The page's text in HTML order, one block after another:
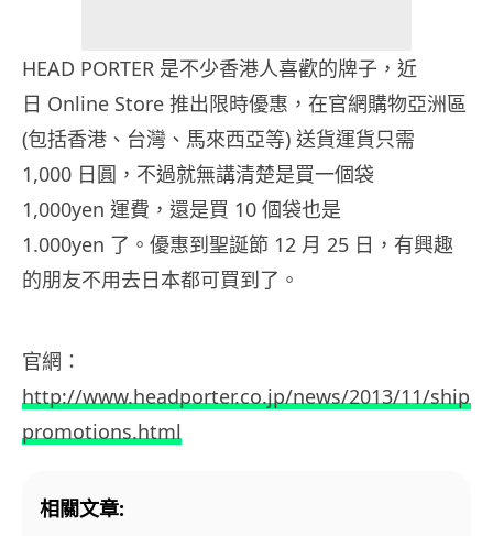
HEAD PORTER 是不少香港人喜歡的牌子，近
日 Online Store 推出限時優惠，在官網購物亞洲區
(包括香港、台灣、馬來西亞等) 送貨運貨只需
1,000 日圓，不過就無講清楚是買一個袋
1,000yen 運費，還是買 10 個袋也是
1.000yen 了。優惠到聖誕節 12 月 25 日，有興趣
的朋友不用去日本都可買到了。
官網：
http://www.headporter.co.jp/news/2013/11/
promotions.html
相關文章: